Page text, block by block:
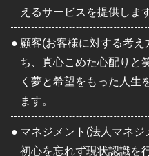
えるサービスを提供しま
● 顧客(お客様に対する考
ち、真心こめた心配りと
く夢と希望をもった人生
ます。
● マネジメント(法人マネ
初心を忘れず現状認識を